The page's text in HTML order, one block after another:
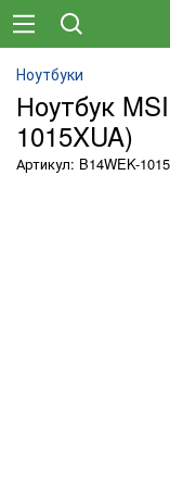
Ноутбуки
Ноутбук
1015XUA)
Артикул: B14WEK-